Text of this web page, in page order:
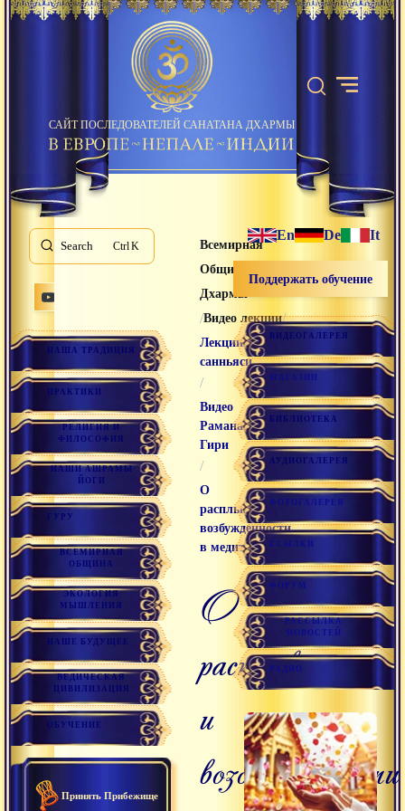
САЙТ ПОСЛЕДОВАТЕЛЕЙ САНАТАНА ДХАРМЫ
Search K
НАША ТРАДИЦИЯ
ПРАКТИКИ
РЕЛИГИЯ И
ФИЛОСОФИЯ
НАШИ АШРАМЫ
ЙОГИ
ГУРУ
ВСЕМИРНАЯ
ОБЩИНА
ЭКОЛОГИЯ
МЫШЛЕНИЯ
НАШЕ БУДУЩЕЕ
ВЕДИЧЕСКАЯ
ЦИВИЛИЗАЦИЯ
ОБУЧЕНИЕ
Принять Прибежище
Всемирная
Община Санатана
Дхармы
/Видео лекции/
Лекции
санньяси
/
Видео
Раманатха
Гири
/
О
расплывании и
возбужденности
в медитации
о
расплывании
и
возбужденности
En De It
Поддержать обучение
ВИДЕОГАЛЕРЕЯ
МАГАЗИН
БИБЛИОТЕКА
АУДИОГАЛЕРЕЯ
ФОТОГАЛЕРЕЯ
ССЫЛКИ
ФОРУМ
РАССЫЛКА
НОВОСТЕЙ
РАДИО